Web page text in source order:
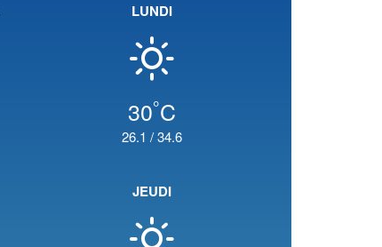
LUNDI
30°C
26.1 /34.6
JEUDI